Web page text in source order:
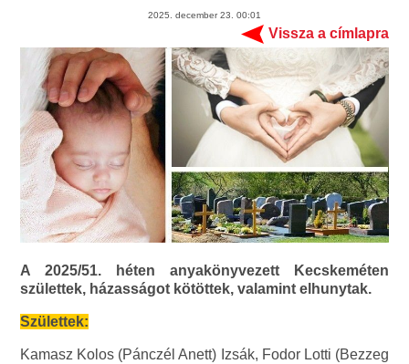
2025. december 23. 00:01
Vissza a címlapra
A 2025/51. héten anyakönyvezett Kecskeméten
születtek, házasságot kötöttek, valamint elhunytak.
Születtek:
Kamasz Kolos (Pánczél Anett) Izsák, Fodor Lotti (Bezzeg